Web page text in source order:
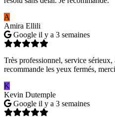
A
Amira Ellili
Google il y a 3 semaines
Très professionnel, service
recommande les yeux fermés,
K
Kevin Dutemple
Google il y a 3 semaines